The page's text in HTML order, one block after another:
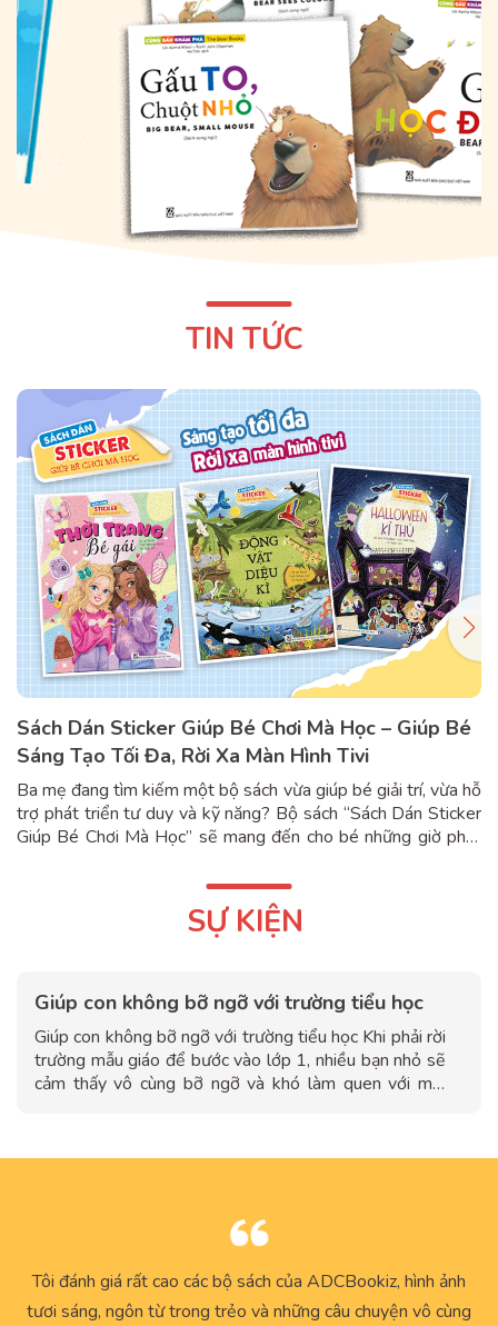
TIN TỨC
Sách Dán Sticker Giúp Bé Chơi Mà Học – Giúp Bé
Sáng Tạo Tối Đa, Rời Xa Màn Hình Tivi
Ba mẹ đang tìm kiếm một bộ sách vừa giúp bé giải trí, vừa hỗ
trợ phát triển tư duy và kỹ năng? Bộ sách “Sách Dán Sticker
Giúp Bé Chơi Mà Học” sẽ mang đến cho bé những giờ phút
sinh động và hấp dẫn. Với những bối...
SỰ KIỆN
Giúp con không bỡ ngỡ với trường tiểu học
Giúp con không bỡ ngỡ với trường tiểu học Khi phải rời
trường mẫu giáo để bước vào lớp 1, nhiều bạn nhỏ sẽ
cảm thấy vô cùng bỡ ngỡ và khó làm quen với môi
trường lớp và...
Tôi đánh giá rất cao các bộ sách của ADCBookiz, hình ảnh
tươi sáng, ngôn từ trong trẻo và những câu chuyện vô cùng